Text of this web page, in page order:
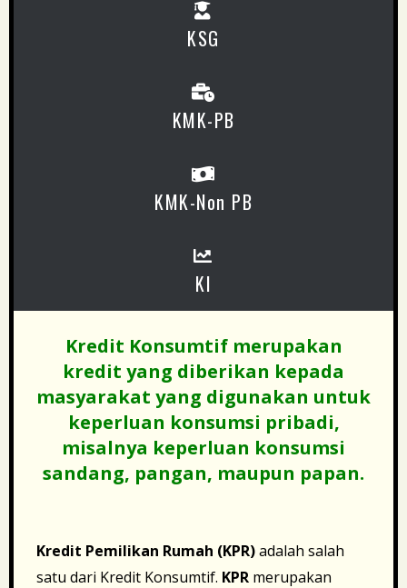
KSG
KMK-PB
KMK-Non PB
KI
Kredit Konsumtif merupakan
kredit yang diberikan kepada
masyarakat yang digunakan untuk
keperluan konsumsi pribadi,
misalnya keperluan konsumsi
sandang, pangan, maupun papan.
Kredit Pemilikan Rumah (KPR)adalah salah
satu dari Kredit Konsumtif. KPR merupakan